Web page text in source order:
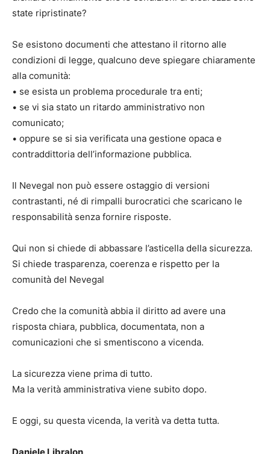
state ripristinate?
Se esistono documenti che attestano il ritorno alle
condizioni di legge, qualcuno deve spiegare chiaramente
alla comunità:
• se esista un problema procedurale tra enti;
• se vi sia stato un ritardo amministrativo non
comunicato;
• oppure se si sia verificata una gestione opaca e
contraddittoria dell’informazione pubblica.
Il Nevegal non può essere ostaggio di versioni
contrastanti, né di rimpalli burocratici che scaricano le
responsabilità senza fornire risposte.
Qui non si chiede di abbassare l’asticella della sicurezza.
Si chiede trasparenza, coerenza e rispetto per la
comunità del Nevegal
Credo che la comunità abbia il diritto ad avere una
risposta chiara, pubblica, documentata, non a
comunicazioni che si smentiscono a vicenda.
La sicurezza viene prima di tutto.
Ma la verità amministrativa viene subito dopo.
E oggi, su questa vicenda, la verità va detta tutta.